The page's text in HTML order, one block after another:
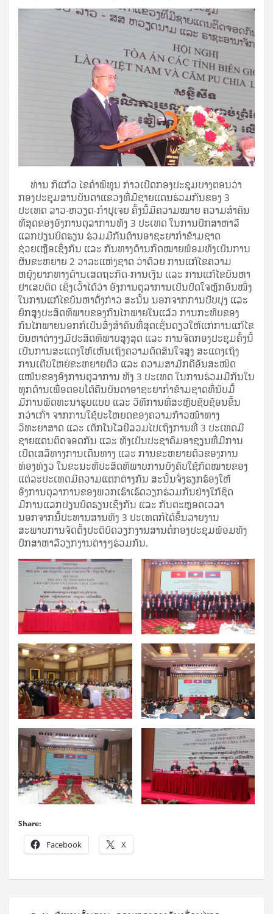
ທ່ານ ກິແກ້ວ ໄຂຄຳພິທູນ ກ່າວເປີດກອງປະຊຸມບາງຕອນວ່າ
ກອງປະຊຸມສານບັນດາແຂວງທີ່ມີຊາຍແດນຮ່ວມກັນຂອງ 3
ປະເທດ ລາວ-ຫວຽດ-ກຳປູເຈຍ ຄັ້ງນີ້ມີຄວາມໝາຍ ຄວາມສຳຄັນ
ທີ່ສຸດຂອງອົງການຕຸລາການທັງ 3 ປະເທດ ໃນການປຶກສາຫາລື
ແລກປ່ຽນບົດຮຽນ ຮ່ວມມືກັນຕ້ານອາຊະຍາກຳຂ້າມຊາດ
ຊ່ວຍເຫຼືອເຊິ່ງກັນ ແລະ ກັນທາງດ້ານກົດໝາຍພ້ອມທັງເປັນການ
ຜັນຂະຫຍາຍ 2 ວາລະແຫ່ງຊາດ ວ່າດ້ວຍ ການແກ້ໄຂຄວາມ
ຫຍຸ້ງຍາກທາງດ້ານເສດຖະກິດ-ການເງິນ ແລະ ການແກ້ໄຂບັນຫາ
ຢາເສບຕິດ ເຊິ່ງເວົ້າໄດ້ວ່າ ອົງການຕຸລາການເປັນປັດໃຈຫຼັກອັນໜຶ່ງ
ໃນການແກ້ໄຂບັນຫາດັ່ງກ່າວ ສະນັ້ນ ນອກຈາກການປັບປຸງ ແລະ
ຍົກສູງປະສິດທິພາບຂອງກົນໄກພາຍໃນແລ້ວ ການກະທົບຂອງ
ກົນໄກພາຍນອກກໍເປັນສິ່ງສຳຄັນທີ່ສຸດເຊັ່ນດຽວໃຫ້ແກ່ການແກ້ໄຂ
ບັນຫາຕ່າງໆມີປະສິດທິພາບສູງສຸດ ແລະ ການຈັດກອງປະຊຸມຄັ້ງນີ້
ເປັນການສະແດງໃຫ້ເຫັນເຖິງຄວາມຕັດສິນໃຈສູງ ສະແດງເຖິງ
ການເຕີບໃຫຍ່ຂະຫຍາຍຕົວ ແລະ ຄວາມສາມັກຄີອັນສະໜິດ
ແໜ້ນຂອງອົງການຕຸລາການ ທັງ 3 ປະເທດ ໃນການຮ່ວມມືກັນໃນ
ທຸກດ້ານເພື່ອຕອບໂຕ້ຄືນບັນດາອາຊະຍາກຳຂ້າມຊາດທີ່ນັບມື້
ມີການພັດທະນາຮູບແບບ ແລະ ວິທີການທີ່ສະຫຼັບຊັບຊ້ອນຂຶ້ນ
ກວ່າເກົ່າ ຈາກການໃຊ້ປະໂຫຍດຂອງຄວາມກ້າວໜ້າທາງ
ວິທະຍາສາດ ແລະ ເຕັກໂນໂລຢີລວມໄປເຖິງການທີ່ 3 ປະເທດມີ
ຊາຍແດນຕິດຈອດກັນ ແລະ ທັງເປັນປະຊາຄົມອາຊຽນທີ່ມີການ
ເປີດເສລີທາງການເດີນທາງ ແລະ ການຂະຫຍາຍຕົວຂອງການ
ທ່ອງທ່ຽວ ໃນຂະນະທີ່ປະສິດທິພາບການບັງຄັບໃຊ້ກົດໝາຍຂອງ
ແຕ່ລະປະເທດມີຄວາມແຕກຕ່າງກັນ ສະນັ້ນຈຶ່ງຮຽກຮ້ອງໃຫ້
ອົງການຕຸລາການຂອງພວກເຮົາເຮັດວຽກຮ່ວມກັນຢ່າງໃກ້ຊິດ
ມີການແລກປ່ຽນບົດຮຽນເຊິ່ງກັນ ແລະ ກັນຕະຫຼອດເວລາ
ນອກຈາກນີ້ປະທານສານທັງ 3 ປະເທດກໍໄດ້ຂຶ້ນລາຍງານ
ສະພາບການຈັດຕັ້ງປະຕິບັດວຽກງານສານຕໍ່ກອງປະຊຸມພ້ອມທັງ
ປຶກສາຫາລືວຽກງານຕ່າງໆຮ່ວມກັນ.
Share:
Facebook X